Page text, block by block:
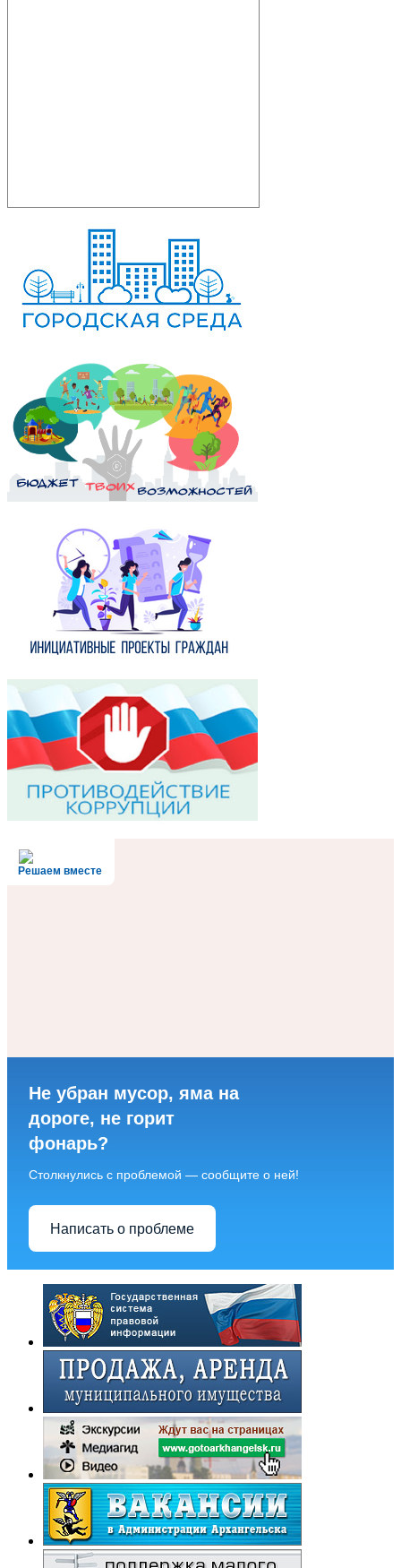
Решаем вместе
Не убран мусор, яма на
дороге, не горит
фонарь?
Столкнулись с проблемой — сообщите о ней!
Написать о проблеме